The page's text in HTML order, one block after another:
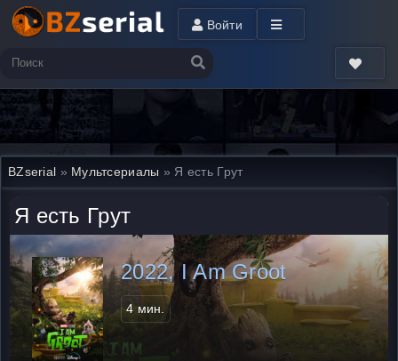
Войти
BZserial » Мультсериалы » Я есть Грут
Я есть Грут
2022, I Am Groot
4 мин.